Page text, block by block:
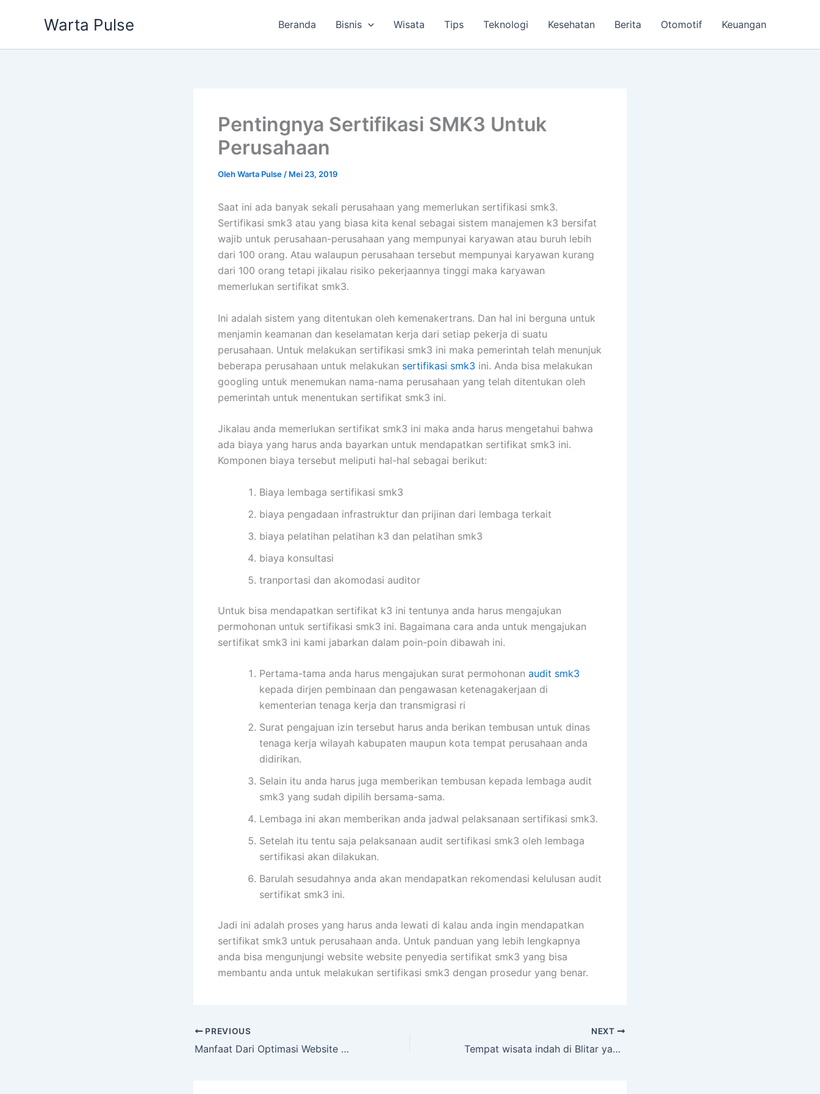
Warta Pulse Beranda Bisnis Wisata Tips Teknologi Kesehatan Berita Otomotif Keuangan
Pentingnya Sertifikasi SMK3 Untuk
Perusahaan
OlehWarta Pulse / Mei 23, 2019
Saat ini ada banyak sekali perusahaan yang memerlukan sertifikasi smk3.
Sertifikasi smk3 atau yang biasa kita kenal sebagai sistem manajemen k3 bersifat
wajib untuk perusahaan-perusahaan yang mempunyai karyawan atau buruh lebih
dari 100 orang. Atau walaupun perusahaan tersebut mempunyai karyawan kurang
dari 100 orang tetapi jikalau risiko pekerjaannya tinggi maka karyawan
memerlukan sertifikat smk3.
Ini adalah sistem yang ditentukan oleh kemenakertrans. Dan hal ini berguna untuk
menjamin keamanan dan keselamatan kerja dari setiap pekerja di suatu
perusahaan. Untuk melakukan sertifikasi smk3 ini maka pemerintah telah menunjuk
beberapa perusahaan untuk melakukan sertifikasi smk3 ini. Anda bisa melakukan
googling untuk menemukan nama-nama perusahaan yang telah ditentukan oleh
pemerintah untuk menentukan sertifikat smk3 ini.
Jikalau anda memerlukan sertifikat smk3 ini maka anda harus mengetahui bahwa
ada biaya yang harus anda bayarkan untuk mendapatkan sertifikat smk3 ini.
Komponen biaya tersebut meliputi hal-hal sebagai berikut:
Biaya lembaga sertifikasi smk3
biaya pengadaan infrastruktur dan prijinan dari lembaga terkait
biaya pelatihan pelatihan k3 dan pelatihan smk3
biaya konsultasi
tranportasi dan akomodasi auditor
Untuk bisa mendapatkan sertifikat k3 ini tentunya anda harus mengajukan
permohonan untuk sertifikasi smk3 ini. Bagaimana cara anda untuk mengajukan
sertifikat smk3 ini kami jabarkan dalam poin-poin dibawah ini.
Pertama-tama anda harus mengajukan surat permohonan audit smk3
kepada dirjen pembinaan dan pengawasan ketenagakerjaan di
kementerian tenaga kerja dan transmigrasi ri
Surat pengajuan izin tersebut harus anda berikan tembusan untuk dinas
tenaga kerja wilayah kabupaten maupun kota tempat perusahaan anda
didirikan.
Selain itu anda harus juga memberikan tembusan kepada lembaga audit
smk3 yang sudah dipilih bersama-sama.
Lembaga ini akan memberikan anda jadwal pelaksanaan sertifikasi smk3.
Setelah itu tentu saja pelaksanaan audit sertifikasi smk3 oleh lembaga
sertifikasi akan dilakukan.
Barulah sesudahnya anda akan mendapatkan rekomendasi kelulusan audit
sertifikat smk3 ini.
Jadi ini adalah proses yang harus anda lewati di kalau anda ingin mendapatkan
sertifikat smk3 untuk perusahaan anda. Untuk panduan yang lebih lengkapnya
anda bisa mengunjungi website website penyedia sertifikat smk3 yang bisa
membantu anda untuk melakukan sertifikasi smk3 dengan prosedur yang benar.
PREVIOUS
Manfaat Dari Optimasi Website Untuk Bisnis Anda
NEXT
Tempat wisata indah di Blitar yang menarik untuk kamu kunjungi